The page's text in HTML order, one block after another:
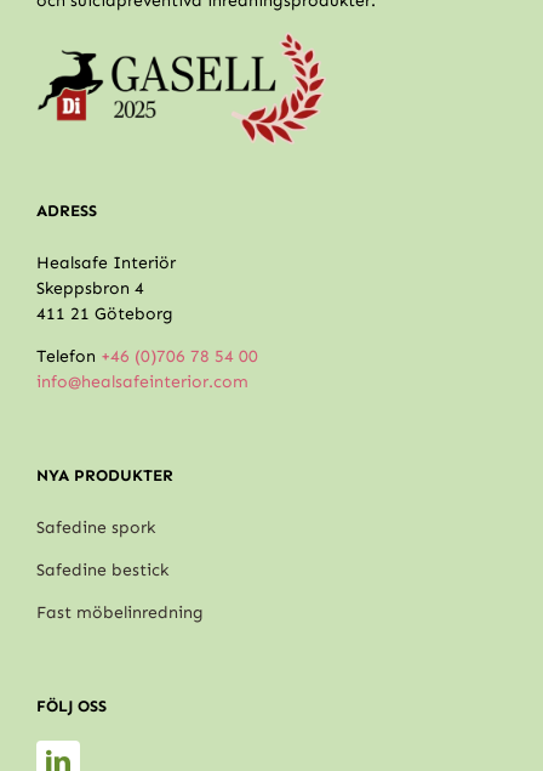
ADRESS
Healsafe Interiör
Skeppsbron 4
411 21 Göteborg
Telefon +46 (0)706 78 54 00
info@healsafeinterior.com
NYA PRODUKTER
Safedine spork
Safedine bestick
Fast möbelinredning
FÖLJ OSS